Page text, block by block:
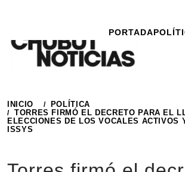
contenido
PORTADA
INICIO
POLÍTICA
TORRES FIRMÓ EL DECRETO PARA EL
ELECCIONES DE LOS VOCALES ACTIVOS
ISSYS